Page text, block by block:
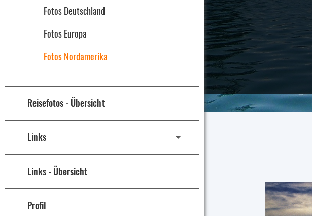
Fotos Deutschland
Fotos Europa
Fotos Nordamerika
Reisefotos - Übersicht
Links
Links - Übersicht
Profil